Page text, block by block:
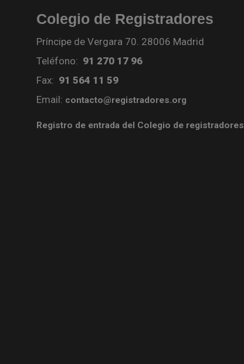
Colegio de Registradores
Príncipe de Vergara 70. 28006 Madrid
Teléfono: 91 270 17 96
Fax: 91 564 11 59
Email: contacto@registradores.org
Registro de entrada del Colegio de registradores